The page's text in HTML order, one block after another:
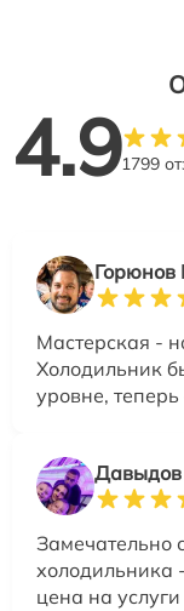
4.91799
Горюнов
Мастерская -
Холодильник
уровне,
Давыдов
Замечательно
холодильника
цена на